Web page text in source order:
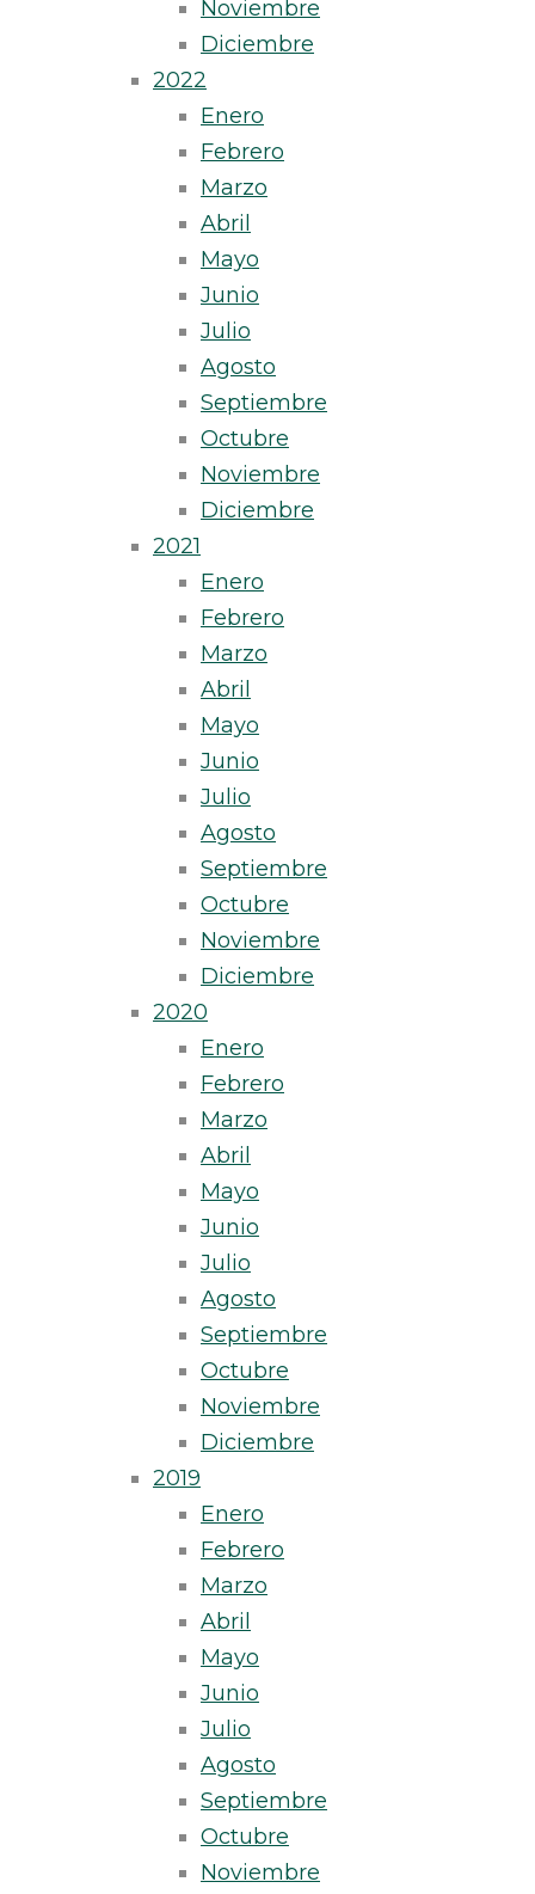
Noviembre
Diciembre
2022
Enero
Febrero
Marzo
Abril
Mayo
Junio
Julio
Agosto
Septiembre
Octubre
Noviembre
Diciembre
2021
Enero
Febrero
Marzo
Abril
Mayo
Junio
Julio
Agosto
Septiembre
Octubre
Noviembre
Diciembre
2020
Enero
Febrero
Marzo
Abril
Mayo
Junio
Julio
Agosto
Septiembre
Octubre
Noviembre
Diciembre
2019
Enero
Febrero
Marzo
Abril
Mayo
Junio
Julio
Agosto
Septiembre
Octubre
Noviembre